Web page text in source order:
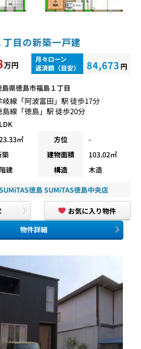
目の新築一戸建
万円
月々ローン
返済額（目安）
84,673 円
島県徳島市福島１丁目
岐線 「阿波富田 」駅 徒歩17分
島線 「徳島」駅 徒歩20分
㎡ 方位
-
築 建物面積
103.02㎡
建 構造 木造
徳島 SUMiTAS徳島中央店
お気に入り物件
物件詳細